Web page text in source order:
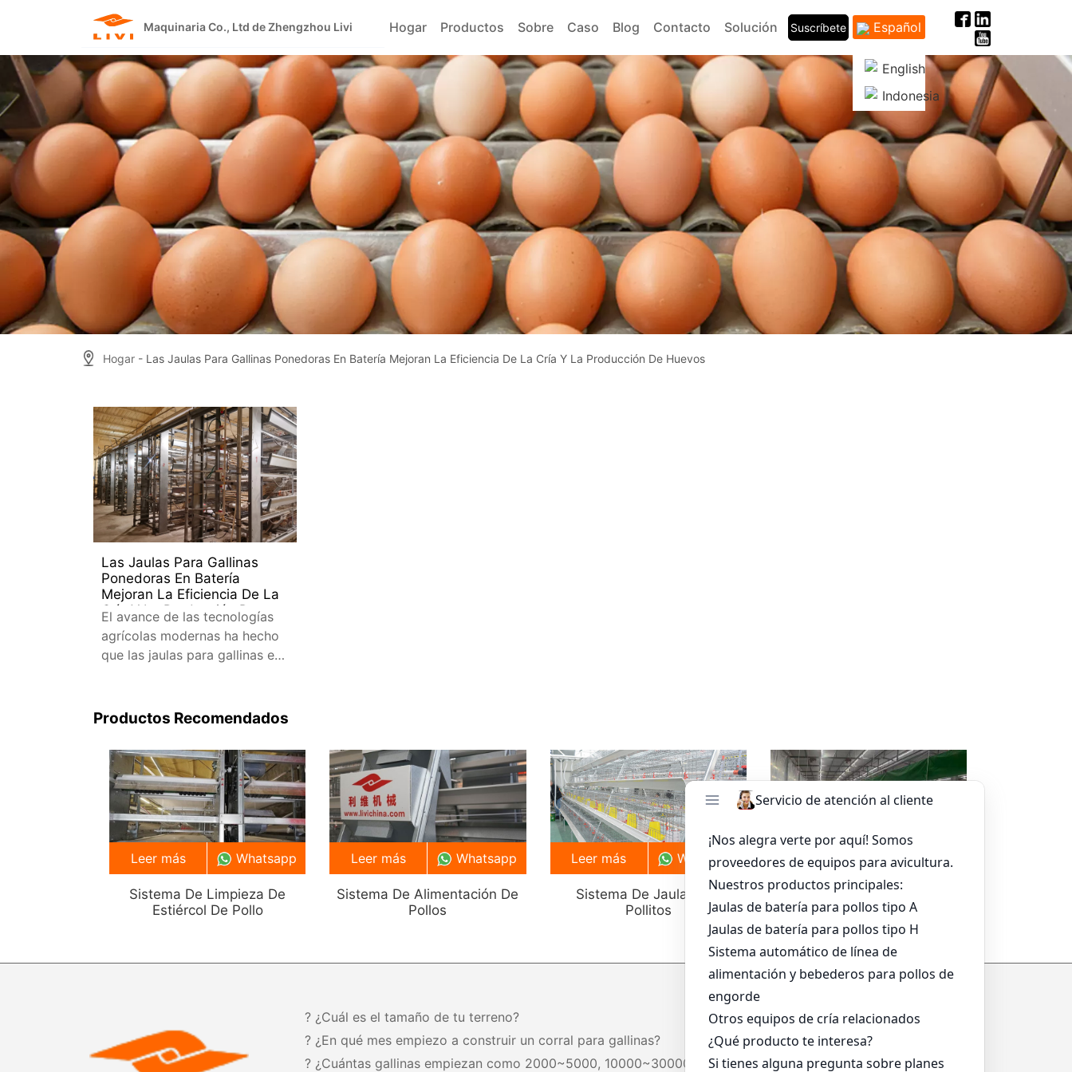
Maquinaria Co., Ltd de Zhengzhou Livi Hogar Productos Sobre Caso Blog Contacto Solución Suscríbete Español
English
Indonesia
Hogar - Las Jaulas Para Gallinas Ponedoras En Batería Mejoran La Eficiencia De La Cría Y La Producción De Huevos
Las Jaulas Para Gallinas
Ponedoras En Batería
Mejoran La Eficiencia De La
Cría Y La Producción De
Huevos
El avance de las tecnologías
agrícolas modernas ha hecho
que las jaulas para gallinas en
cría de pollos.
Productos Recomendados
Sistema De Limpieza De
Estiércol De Pollo
Leer más Whatsapp
Sistema De Alimentación De
Pollos
Leer más Whatsapp
Sistema De Jaula Para
Pollitos
Leer más Whatsapp
Sistema De Alimentación De
Bandeja Para Asar
Leer más Whatsapp
? ¿Cuál es el tamaño de tu terreno?
? ¿En qué mes empiezo a construir un corral para gallinas?
? ¿Cuántas gallinas empiezan como 2000~5000, 10000~30000,
*